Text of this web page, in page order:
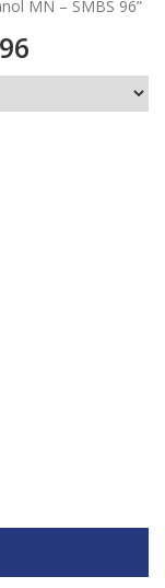
MN – SMBS 96”